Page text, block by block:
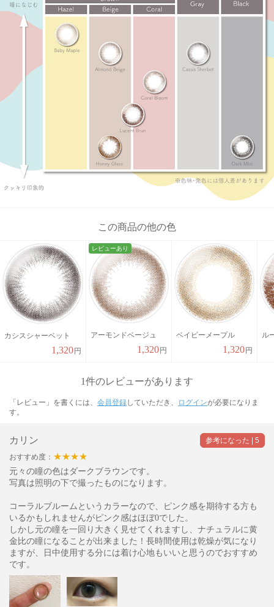
この商品の他の色
カシスシャーベット
1,320円
レビューあり
アーモンドベージュ
1,320円
ベイビーメープル
1,320円
ル
1件のレビューがあります
「レビュー」を書くには、 会員登録していただき、 ログインが必要になりま
す。
カリン
おすすめ度： ★★★★
元々の瞳の色はダークブラウンです。
写真は照明の下で撮ったものになります。
コーラルブルームというカラーなので、ピンク感を期待する方も
いるかもしれませんがピンク感はほぼ0でした。
しかし元の瞳を一回り大きく見せてくれますし、ナチュラルに黄
金比の瞳になることが出来ました！長時間使用は乾燥が気になり
ますが、日中使用する分には着け心地もいいと思うのでおすすめ
です。